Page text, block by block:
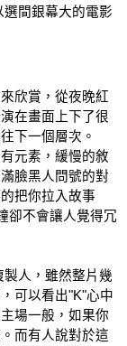
選間銀幕大的電影
欣賞，從夜晚紅
在畫面上下了很
下一個層次。
元素，緩慢的敘
臉黑人問號的對
把你拉入故事
卻不會讓人覺得冗
人，雖然整片幾
可以看出"K"心中
場一般，如果你
而有人說對於這